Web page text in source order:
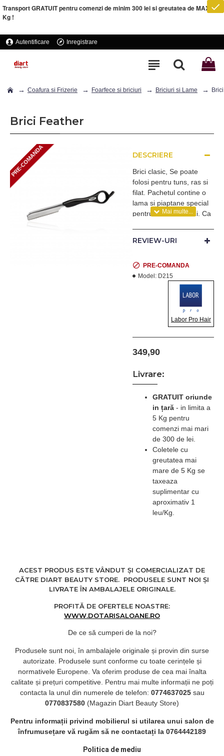
Transport GRATUIT pentru comenzi de minim 300 lei si greutatea de MAXIM 5
Kg !
Autentificare Inregistrare
Coafura si Frizerie Foarfece si briciuri Briciuri si Lame
Brici Feather
PRE-COMANDA
PRE-COMANDA DESCRIERE
Brici clasic, Se poate
folosi pentru tuns, ras si
filat. Pachetul contine o
lama si piaptane special
pentru filarea parului. Ca
lama clasica. Material
usor.
Productie: ITALIA.
Pretul prezentat include
TVA
REVIEW-URI
349,90
PRE-COMANDA
Model: D215
Labor Pro Hair
Livrare:
GRATUIT oriunde
in țară - in limita a
5 Kg pentru
comenzi mai mari
de 300 de lei.
Coletele cu
greutatea mai
mare de 5 Kg se
taxeaza
suplimentar cu
aproximativ 1
leu/Kg.
ACEST PRODUS ESTE VÂNDUT ȘI COMERCIALIZAT DE
CĂTRE DIART BEAUTY STORE. PRODUSELE SUNT NOI ȘI
LIVRATE ÎN AMBALAJELE ORIGINALE.
PROFITĂ DE OFERTELE NOASTRE:
WWW.DOTARISALOANE.RO
De ce să cumperi de la noi?
Produsele sunt noi, în ambalajele originale și provin din surse
autorizate. Produsele sunt conforme cu toate cerințele și
normativele Europene. Va oferim produse de cea mai înalta
calitate și prețuri competitive. Pentru mai multe informații ne poți
contacta la unul din numerele de telefon: 0774637025 sau
0770837580 (Magazin Diart Beauty Store)
Pentru informații privind mobilierul si utilarea unui salon de
înfrumusețare vă rugăm să ne contactați la 0764442189
Politica de mediu